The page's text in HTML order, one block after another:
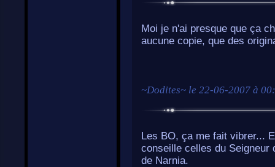
Moi je n'ai presque que ça
aucune copie, que des
~Dodites~ le 22-06-2007 à
Les BO, ça me fait vibrer...
conseille celles du
de Narnia.